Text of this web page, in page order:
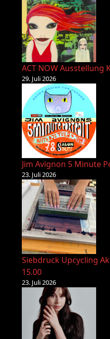
ACT NOW Ausstellung
29. Juli 2026
Jim Avignon 5 Minute
23. Juli 2026
Siebdruck Upcycling
15.00
23. Juli 2026